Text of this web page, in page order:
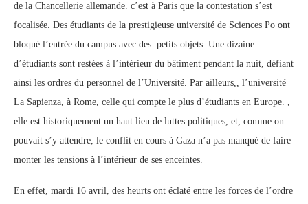
de la Chancellerie allemande. c’est à Paris que la contestation s’est
focalisée. Des étudiants de la prestigieuse université de Sciences Po ont
bloqué l’entrée du campus avec des petits objets. Une dizaine
d’étudiants sont restées à l’intérieur du bâtiment pendant la nuit, défiant
ainsi les ordres du personnel de l’Université. Par ailleurs,, l’université
La Sapienza, à Rome, celle qui compte le plus d’étudiants en Europe. ,
elle est historiquement un haut lieu de luttes politiques, et, comme on
pouvait s’y attendre, le conflit en cours à Gaza n’a pas manqué de faire
monter les tensions à l’intérieur de ses enceintes.
En effet, mardi 16 avril, des heurts ont éclaté entre les forces de l’ordre